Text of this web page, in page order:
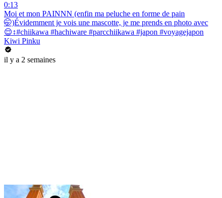
0:13
Moi et mon PAINNN (enfin ma peluche en forme de pain
🤭)Évidemment je vois une mascotte, je me prends en photo avec
😌↕️#chiikawa #hachiware #parcchiikawa #japon #voyagejapon
Kiwi Pinku
il y a 2 semaines